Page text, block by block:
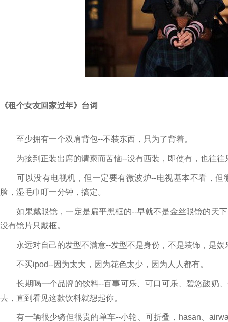
《租个女友回家过年》台词
至少拥有一个双肩背包--不装东西，只为了背着。
为接到正装出席的请柬而苦恼--没有西装，即使有，也往往
可以没有电视机，但一定要有微波炉--电视基本不看，但
脸，湿毛巾叮一分钟，搞定。
如果戴眼镜，一定是扁平黑框的--早就不是金丝眼镜的天下
没有镜片只戴框。
永远对自己的发型不满意--发型不是身份，不是装饰，是娱
不买ipod--因为太大，因为花色太少，因为人人都有。
长期喝一个品牌的饮料--百事可乐、可口可乐、碧悠酸奶、
去，直到看见这款饮料就想起你。
有一辆很少骑但很贵的单车--小轮、可折叠，hasan、